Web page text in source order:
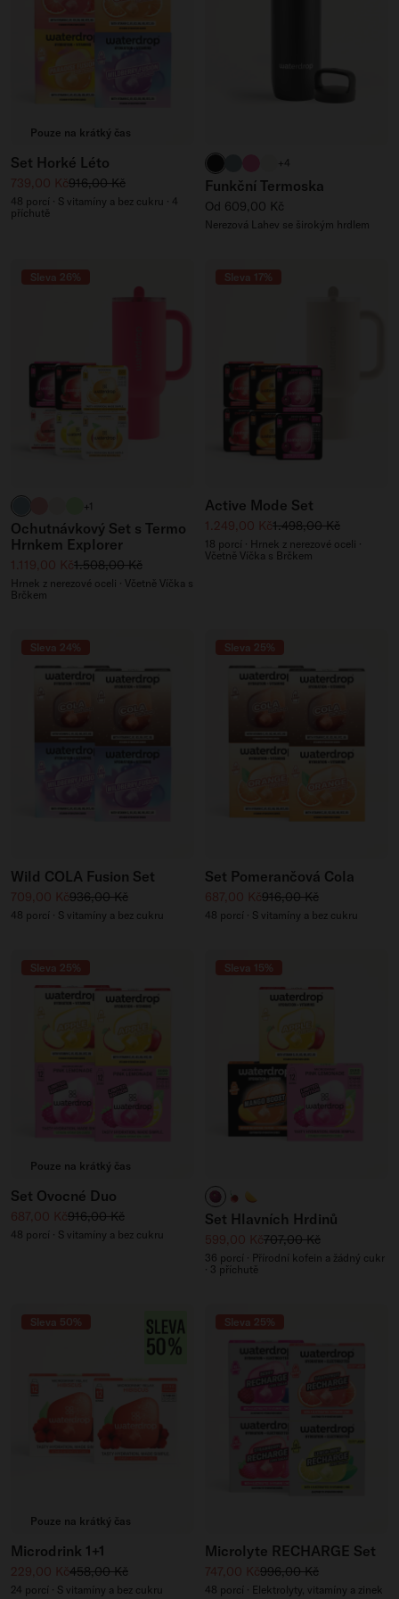
Pouze na krátký čas
Set Horké Léto
Zvýhodněná cena
739,00 KčBěžná cena
916,00 Kč
48 porcí · S vitamíny a bez cukru · 4
příchutě
černá matná
pacifická modrá
růžová neonová
krémová matná
+4
Funkční Termoska
Běžná cena
Od 609,00 Kč
Nerezová Lahev se širokým hrdlem
Sleva 26%
břidlicově modrá
světle růžová
krémově bílá
signature zelená
+1
Ochutnávkový Set s Termo
Hrnkem Explorer
Zvýhodněná cena
1.119,00 KčBěžná cena
1.508,00 Kč
Hrnek z nerezové oceli · Včetně Víčka s
Brčkem
Sleva 17%
Active Mode Set
Zvýhodněná cena
1.249,00 KčBěžná cena
1.498,00 Kč
18 porcí · Hrnek z nerezové oceli ·
Včetně Víčka s Brčkem
Sleva 24%
Wild COLA Fusion Set
Zvýhodněná cena
709,00 KčBěžná cena
936,00 Kč
48 porcí · S vitamíny a bez cukru
Sleva 25%
Set Pomerančová Cola
Zvýhodněná cena
687,00 KčBěžná cena
916,00 Kč
48 porcí · S vitamíny a bez cukru
Sleva 25%
Pouze na krátký čas
Set Ovocné Duo
Zvýhodněná cena
687,00 KčBěžná cena
916,00 Kč
48 porcí · S vitamíny a bez cukru
Sleva 15%
BERRY BOOST
CHERRY BOOST
MANGO BOOST
Set Hlavních Hrdinů
Zvýhodněná cena
599,00 KčBěžná cena
707,00 Kč
36 porcí · Přírodní kofein a žádný cukr
· 3 příchutě
Sleva 50%
Pouze na krátký čas
Microdrink 1+1
Zvýhodněná cena
229,00 KčBěžná cena
458,00 Kč
24 porcí · S vitamíny a bez cukru
Sleva 25%
Microlyte RECHARGE Set
Zvýhodněná cena
747,00 KčBěžná cena
996,00 Kč
48 porcí · Elektrolyty, vitamíny a zinek